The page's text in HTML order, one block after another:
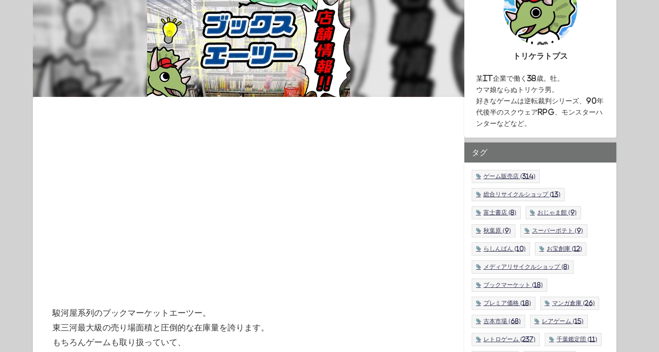
駿河屋系列のブックマーケットエーツー。
東三河最大級の売り場面積と圧倒的な在庫量を誇ります。
もちろんゲームも取り扱っていて、
トリケラトプス
某IT企業で働く38歳。牡。
ウマ娘ならぬトリケラ男。
好きなゲームは逆転裁判シリーズ、90年
代後半のスクウェアRPG、モンスターハ
ンターなどなど。
タグ
ゲーム販売店 (314)
総合リサイクルショップ(13)
富士書店 (8) おじゃま館(9)
秋葉原 (9) スーパーポテト (9)
らしんばん (10) お宝創庫 (12)
メディアリサイクルショップ(8)
ブックマーケット (18)
プレミア価格(18) マンガ倉庫 (26)
古本市場(68) レアゲーム (15)
レトロゲーム (237) 千葉鑑定団 (11)